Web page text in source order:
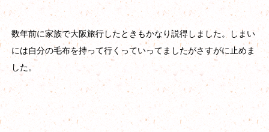
数年前に家族で大阪旅行したときもかなり説得しました。しまい
には自分の毛布を持って行くっていってましたがさすがに止めま
した。